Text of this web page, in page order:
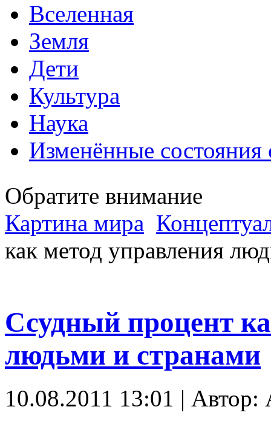
Вселенная
Земля
Дети
Культура
Наука
Изменённые состояния
Обратите внимание
Картина мира
как метод управления
Ссудный процент
людьми и странами
10.08.2011 13:01 |